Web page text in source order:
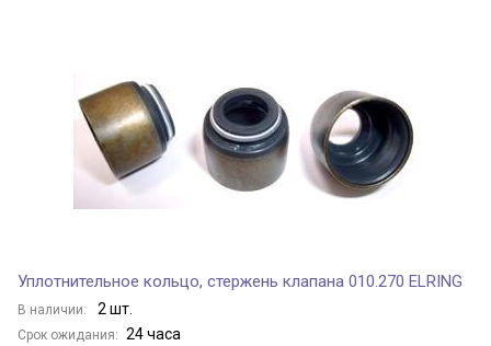
Уплотнительное кольцо, стержень клапана 010.270 ELRING
В наличии: 2 шт.
Срок ожидания: 24 часа